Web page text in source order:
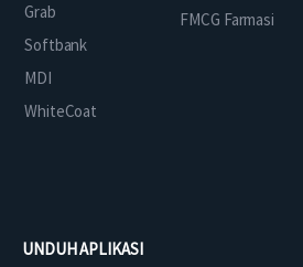
Grab
Softbank
MDI
WhiteCoat
FMCG Farmasi
UNDUH APLIKASI